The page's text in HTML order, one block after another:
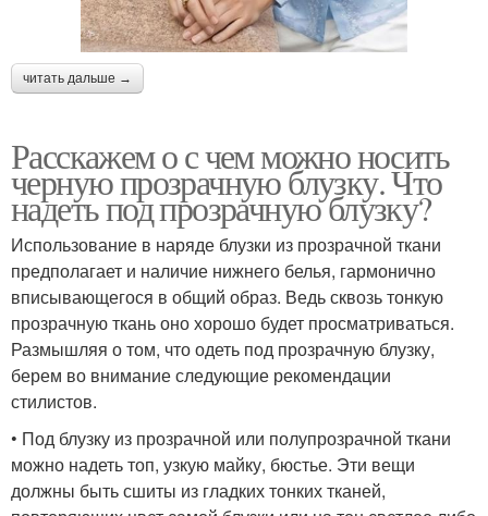
читать дальше →
Расскажем о с чем можно носить
черную прозрачную блузку. Что
надеть под прозрачную блузку?
Использование в наряде блузки из прозрачной ткани
предполагает и наличие нижнего белья, гармонично
вписывающегося в общий образ. Ведь сквозь тонкую
прозрачную ткань оно хорошо будет просматриваться.
Размышляя о том, что одеть под прозрачную блузку,
берем во внимание следующие рекомендации
стилистов.
• Под блузку из прозрачной или полупрозрачной ткани
можно надеть топ, узкую майку, бюстье. Эти вещи
должны быть сшиты из гладких тонких тканей,